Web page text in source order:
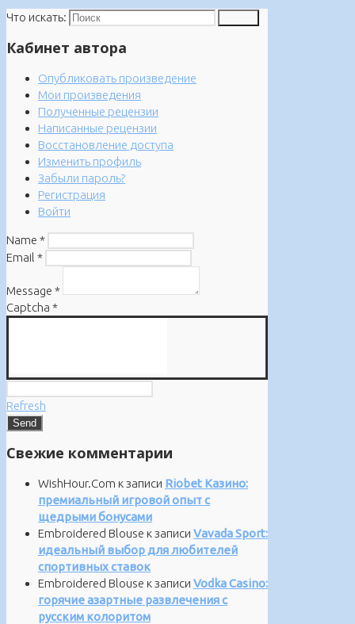
Что искать:
Кабинет автора
Опубликовать произведение
Мои произведения
Полученные рецензии
Написанные рецензии
Восстановление доступа
Изменить профиль
Забыли пароль?
Регистрация
Войти
Name *
Email *
Message *
Captcha *
Refresh
Свежие комментарии
WishHour.Com к записи Riobet Казино:
премиальный игровой опыт с
щедрыми бонусами
Embroidered Blouse к записи Vavada Sport:
идеальный выбор для любителей
спортивных ставок
Embroidered Blouse к записи Vodka Casino:
горячие азартные развлечения с
русским колоритом